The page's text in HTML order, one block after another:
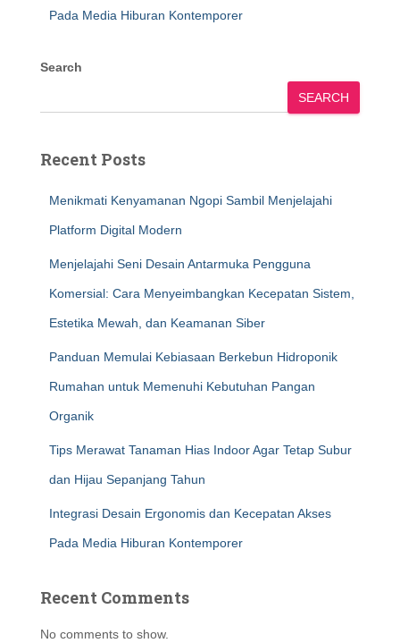
Pada Media Hiburan Kontemporer
Search
SEARCH
Recent Posts
Menikmati Kenyamanan Ngopi Sambil Menjelajahi
Platform Digital Modern
Menjelajahi Seni Desain Antarmuka Pengguna
Komersial: Cara Menyeimbangkan Kecepatan Sistem,
Estetika Mewah, dan Keamanan Siber
Panduan Memulai Kebiasaan Berkebun Hidroponik
Rumahan untuk Memenuhi Kebutuhan Pangan
Organik
Tips Merawat Tanaman Hias Indoor Agar Tetap Subur
dan Hijau Sepanjang Tahun
Integrasi Desain Ergonomis dan Kecepatan Akses
Pada Media Hiburan Kontemporer
Recent Comments
No comments to show.